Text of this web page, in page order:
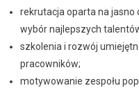
rekrutacja oparta na jasno
wybór najlepszych
szkolenia i rozwój
pracowników;
motywowanie zespołu